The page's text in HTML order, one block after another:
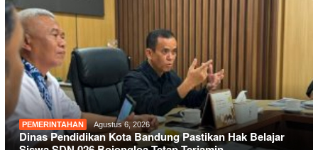
PEMERINTAHAN Agustus 6, 2026
Dinas Pendidikan Kota Bandung Pastikan Hak Belajar